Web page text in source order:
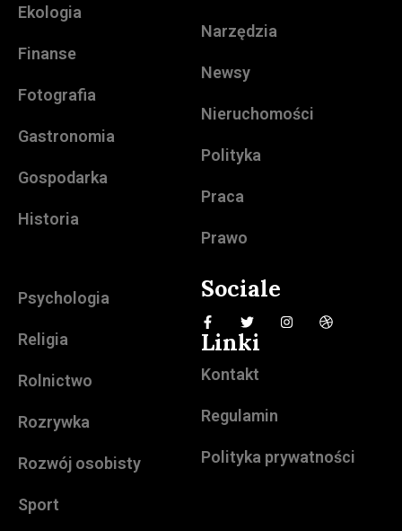
Ekologia
Finanse
Fotografia
Gastronomia
Gospodarka
Historia
Narzędzia
Newsy
Nieruchomości
Polityka
Praca
Prawo
Psychologia
Religia
Rolnictwo
Rozrywka
Rozwój osobisty
Sport
Sociale
Linki
Kontakt
Regulamin
Polityka prywatności